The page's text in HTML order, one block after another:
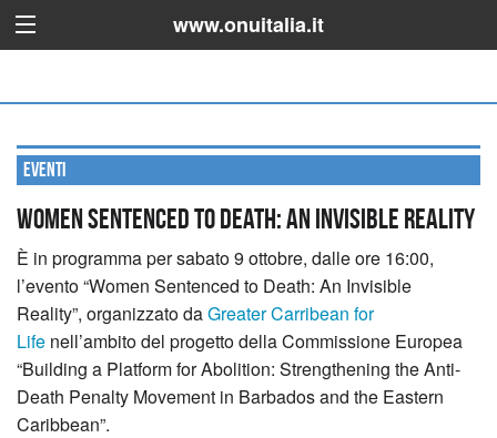
www.onuitalia.it
Eventi
Women Sentenced to Death: An Invisible Reality
È in programma per sabato 9 ottobre, dalle ore 16:00,
l’evento “Women Sentenced to Death: An Invisible
Reality”, organizzato daGreater Carribean for
Life nell’ambito del progetto della Commissione Europea
“Building a Platform for Abolition: Strengthening the Anti-
Death Penalty Movement in Barbados and the Eastern
Caribbean”.